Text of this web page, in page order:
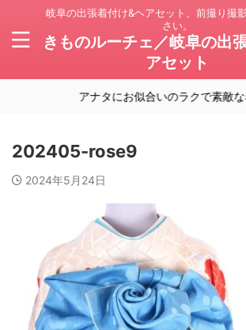
岐阜の出張着付け&ヘアセット、前撮り撮
さい。
きものルーチェ／岐阜の出
アセット
アナタにお似合いのラクで素敵な
202405-rose9
2024年5月24日